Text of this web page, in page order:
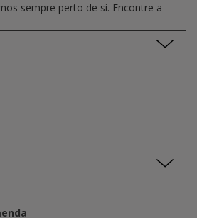
sempre perto de si. Encontre a